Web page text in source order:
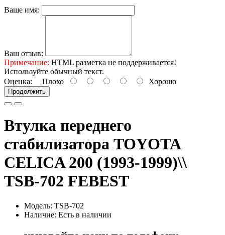
Ваше имя:
Ваш отзыв:
Примечание: HTML разметка не поддерживается!
Используйте обычный текст.
Оценка: Плохо Хорошо
Продолжить
Втулка переднего
стабилизатора TOYOTA
CELICA 200 (1993-1999)\\
TSB-702 FEBEST
Модель: TSB-702
Наличие: Есть в наличии